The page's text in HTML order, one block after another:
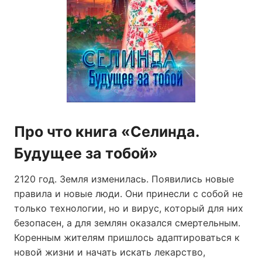
Про что книга «Селинда.
Будущее за тобой»
2120 год. Земля изменилась. Появились новые
правила и новые люди. Они принесли с собой не
только технологии, но и вирус, который для них
безопасен, а для землян оказался смертельным.
Коренным жителям пришлось адаптироваться к
новой жизни и начать искать лекарство,